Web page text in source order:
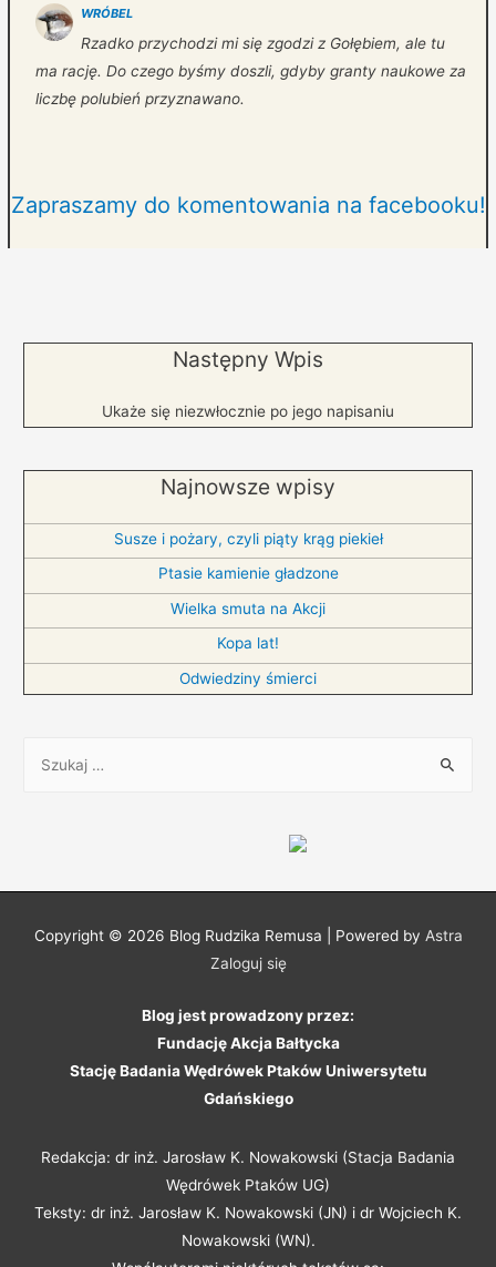
WRÓBEL
Rzadko przychodzi mi się zgodzi z Gołębiem, ale tu
ma rację. Do czego byśmy doszli, gdyby granty naukowe za
liczbę polubień przyznawano.
Zapraszamy do komentowania na facebooku!
Następny Wpis
Ukaże się niezwłocznie po jego napisaniu
Najnowsze wpisy
Susze i pożary, czyli piąty krąg piekieł
Ptasie kamienie gładzone
Wielka smuta na Akcji
Kopa lat!
Odwiedziny śmierci
Copyright © 2026 Blog Rudzika Remusa | Powered by Astra
Zaloguj się
Blog jest prowadzony przez:
Fundację Akcja Bałtycka
Stację Badania Wędrówek Ptaków Uniwersytetu
Gdańskiego
Redakcja: dr inż. Jarosław K. Nowakowski (Stacja Badania
Wędrówek Ptaków UG)
Teksty: dr inż. Jarosław K. Nowakowski (JN) i dr Wojciech K.
Nowakowski (WN).